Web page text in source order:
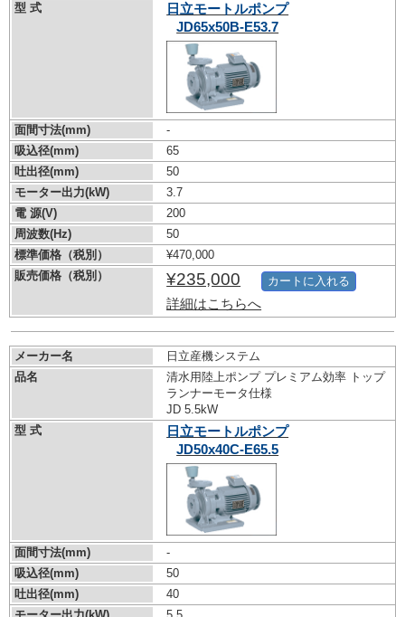
型 式
日立モートルポンプ
JD65x50B-E53.7
面間寸法(mm)
-
吸込径(mm)
65
吐出径(mm)
50
モーター出力(kW)
3.7
電 源(V)
200
周波数(Hz)
50
標準価格（税別）
¥470,000
販売価格（税別）
¥235,000
詳細はこちらへ
カートに入れる
メーカー名
日立産機システム
品名
清水用陸上ポンプ プレミアム効率 トップ
ランナーモータ仕様
JD 5.5kW
型 式
日立モートルポンプ
JD50x40C-E65.5
面間寸法(mm)
-
吸込径(mm)
50
吐出径(mm)
40